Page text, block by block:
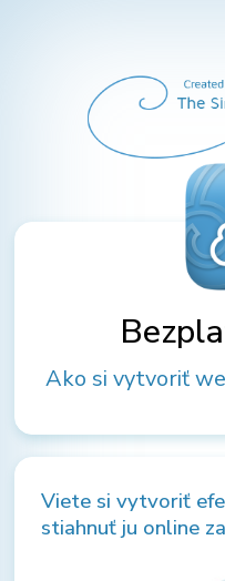
Ako si vytvoriť
Viete si vytvoriť
stiahnuť ju online